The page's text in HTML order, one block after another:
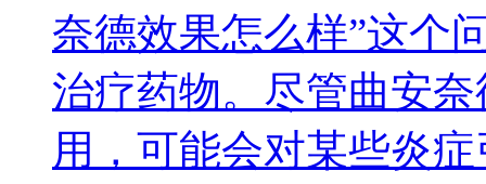
奈德效果怎么样”这个
治疗药物。尽管曲安
用，可能会对某些炎